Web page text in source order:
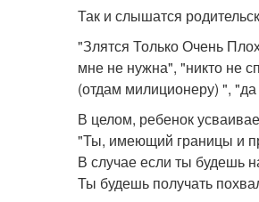
Так и слышатся
"Злятся Только Очень
мне не нужна", "никто не
(отдам милиционеру) ", "да
В целом, ребенок
"Ты, имеющий границы и
В случае если ты будешь
Ты будешь получать